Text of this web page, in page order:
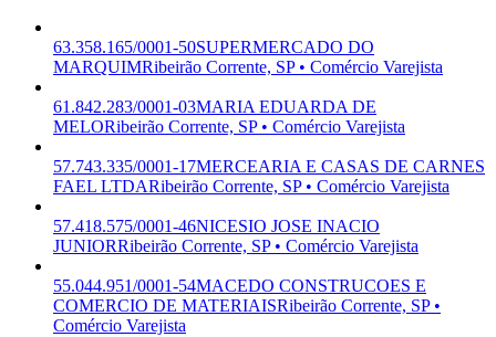
63.358.165/0001-50SUPERMERCADO DO
MARQUIMRibeirão Corrente, SP • Comércio Varejista
61.842.283/0001-03MARIA EDUARDA DE
MELORibeirão Corrente, SP • Comércio Varejista
57.743.335/0001-17MERCEARIA E CASAS DE CARNES
FAEL LTDARibeirão Corrente, SP • Comércio Varejista
57.418.575/0001-46NICESIO JOSE INACIO
JUNIORRibeirão Corrente, SP • Comércio Varejista
55.044.951/0001-54MACEDO CONSTRUCOES E
COMERCIO DE MATERIAISRibeirão Corrente, SP •
Comércio Varejista